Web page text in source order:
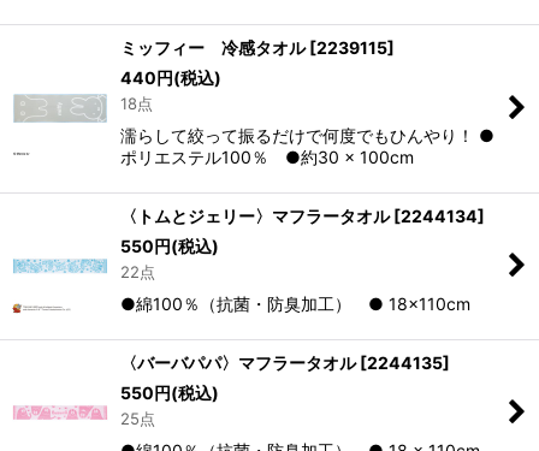
ミッフィー 冷感タオル [2239115]
440円(税込)
18点
濡らして絞って振るだけで何度でもひんやり！ ●
ポリエステル100％ ●約30 × 100cm
〈トムとジェリー〉マフラータオル [2244134]
550円(税込)
22点
●綿100％（抗菌・防臭加工） ● 18×110cm
〈バーバパパ〉マフラータオル [2244135]
550円(税込)
25点